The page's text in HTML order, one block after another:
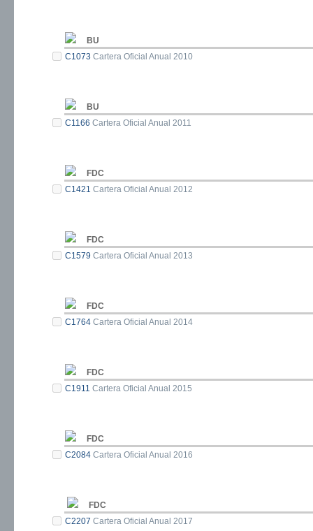
BU
C1073 Cartera Oficial Anual 2010
BU
C1166 Cartera Oficial Anual 2011
FDC
C1421 Cartera Oficial Anual 2012
FDC
C1579 Cartera Oficial Anual 2013
FDC
C1764 Cartera Oficial Anual 2014
FDC
C1911 Cartera Oficial Anual 2015
FDC
C2084 Cartera Oficial Anual 2016
FDC
C2207 Cartera Oficial Anual 2017